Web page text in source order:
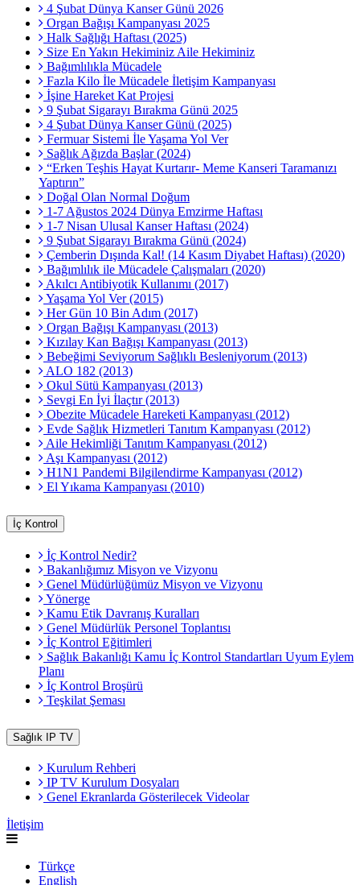
4 Şubat Dünya Kanser Günü 2026
Organ Bağışı Kampanyası 2025
Halk Sağlığı Haftası (2025)
Size En Yakın Hekiminiz Aile Hekiminiz
Bağımlılıkla Mücadele
Fazla Kilo İle Mücadele İletişim Kampanyası
İşine Hareket Kat Projesi
9 Şubat Sigarayı Bırakma Günü 2025
4 Şubat Dünya Kanser Günü (2025)
Fermuar Sistemi İle Yaşama Yol Ver
Sağlık Ağızda Başlar (2024)
“Erken Teşhis Hayat Kurtarır- Meme Kanseri Taramanızı
Yaptırın”
Doğal Olan Normal Doğum
1-7 Ağustos 2024 Dünya Emzirme Haftası
1-7 Nisan Ulusal Kanser Haftası (2024)
9 Şubat Sigarayı Bırakma Günü (2024)
Çemberin Dışında Kal! (14 Kasım Diyabet Haftası) (2020)
Bağımlılık ile Mücadele Çalışmaları (2020)
Akılcı Antibiyotik Kullanımı (2017)
Yaşama Yol Ver (2015)
Her Gün 10 Bin Adım (2017)
Organ Bağışı Kampanyası (2013)
Kızılay Kan Bağışı Kampanyası (2013)
Bebeğimi Seviyorum Sağlıklı Besleniyorum (2013)
ALO 182 (2013)
Okul Sütü Kampanyası (2013)
Sevgi En İyi İlaçtır (2013)
Obezite Mücadele Hareketi Kampanyası (2012)
Evde Sağlık Hizmetleri Tanıtım Kampanyası (2012)
Aile Hekimliği Tanıtım Kampanyası (2012)
Aşı Kampanyası (2012)
H1N1 Pandemi Bilgilendirme Kampanyası (2012)
El Yıkama Kampanyası (2010)
İç Kontrol
İç Kontrol Nedir?
Bakanlığımız Misyon ve Vizyonu
Genel Müdürlüğümüz Misyon ve Vizyonu
Yönerge
Kamu Etik Davranış Kuralları
Genel Müdürlük Personel Toplantısı
İç Kontrol Eğitimleri
Sağlık Bakanlığı Kamu İç Kontrol Standartları Uyum Eylem
Planı
İç Kontrol Broşürü
Teşkilat Şeması
Sağlık IP TV
Kurulum Rehberi
IP TV Kurulum Dosyaları
Genel Ekranlarda Gösterilecek Videolar
İletişim
Türkçe
English